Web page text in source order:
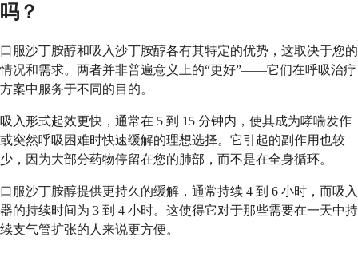
吗？
口服沙丁胺醇和吸入沙丁胺醇各有其特定的优势，这取决于您的
情况和需求。两者并非普遍意义上的“更好”——它们在呼吸治疗
方案中服务于不同的目的。
吸入形式起效更快，通常在 5 到 15 分钟内，使其成为哮喘发作
或突然呼吸困难时快速缓解的理想选择。它引起的副作用也较
少，因为大部分药物停留在您的肺部，而不是在全身循环。
口服沙丁胺醇提供更持久的缓解，通常持续 4 到 6 小时，而吸入
器的持续时间为 3 到 4 小时。这使得它对于那些需要在一天中持
续支气管扩张的人来说更方便。